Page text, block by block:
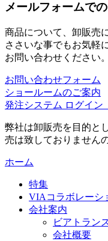
メールフォームで
商品について、卸販売
ささいな事でもお気軽
お問い合わせください。
お問い合わせフォーム
ショールームのご案内
発注システム ログイン
弊社は卸販売を目的と
売は致しておりません
ホーム
特集
VIAコラボレーシ
会社案内
ビアトラン
会社概要